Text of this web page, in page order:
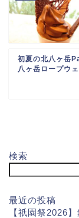
初夏の北八ヶ岳
八ヶ岳ロープウ
検索
最近の投稿
【祇園祭2026